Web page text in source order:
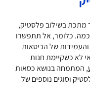
מתכת בשילוב פלסטיק,
כלומר, אל תתפשרו
של הכיסאות
לא כשקיימת חנות
, המתמחה בנושא כסאות
וסוגים נוספים של